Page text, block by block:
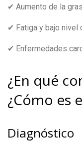
✔ Aumento de la
✔ Fatiga y bajo nivel
✔ Enfermedades
¿En qué
¿Cómo es
Diagnóstico